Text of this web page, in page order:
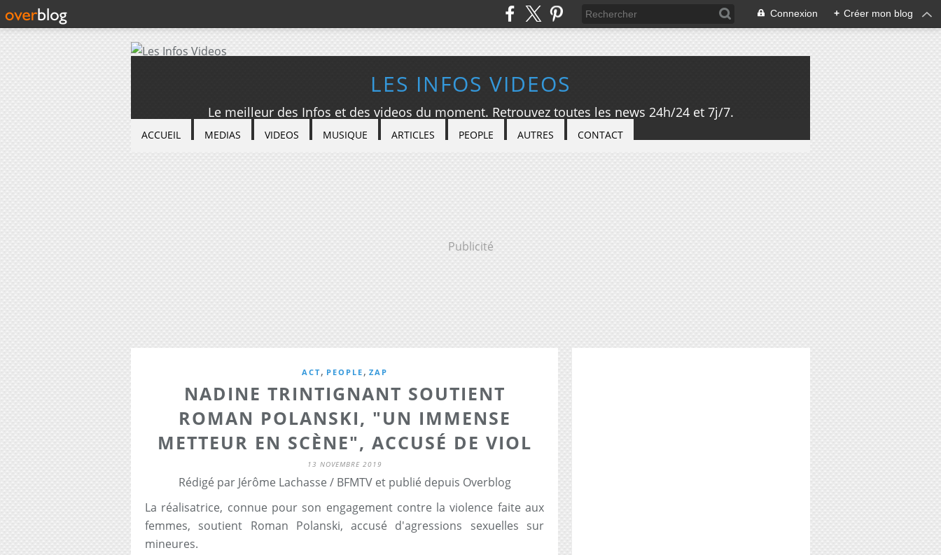
Connexion + Créer mon blog
LES INFOS VIDEOS
Le meilleur des Infos et des videos du moment. Retrouvez toutes les news 24h/24 et 7j/7.
ACCUEIL MEDIAS VIDEOS MUSIQUE ARTICLES PEOPLE AUTRES CONTACT
Publicité
ACT, PEOPLE , ZAP
NADINE TRINTIGNANT SOUTIENT
ROMAN POLANSKI, "UN IMMENSE
METTEUR EN SCÈNE", ACCUSÉ DE VIOL
13 NOVEMBRE 2019
Rédigé par Jérôme Lachasse / BFMTV et publié depuis Overblog
La réalisatrice, connue pour son engagement contre la violence faite aux
femmes, soutient Roman Polanski, accusé d'agressions sexuelles sur
mineures.